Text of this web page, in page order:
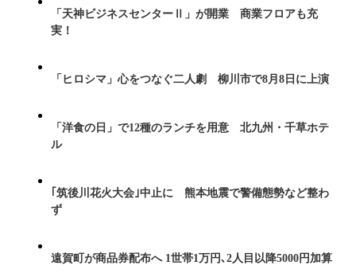
「天神ビジネスセンターⅡ」が開業 商業フロアも充
実！
「ヒロシマ」心をつなぐ二人劇 柳川市で8月8日に上演
「洋食の日」で12種のランチを用意 北九州・千草ホテ
ル
｢筑後川花火大会｣中止に 熊本地震で警備態勢など整わ
ず
遠賀町が商品券配布へ 1世帯1万円､2人目以降5000円加算